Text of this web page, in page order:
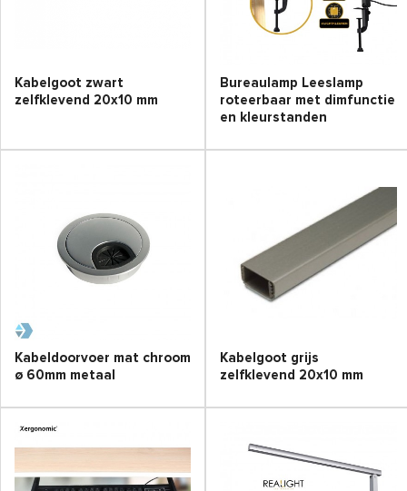
Kabelgoot zwart
zelfklevend 20x10 mm
Bureaulamp Leeslamp
roteerbaar met dimfunctie
en kleurstanden
Kabeldoorvoer mat chroom
ø 60mm metaal
Kabelgoot grijs
zelfklevend 20x10 mm